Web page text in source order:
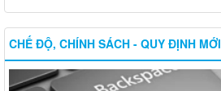
CHẾ ĐỘ, CHÍNH SÁCH - QUY ĐỊNH MỚI